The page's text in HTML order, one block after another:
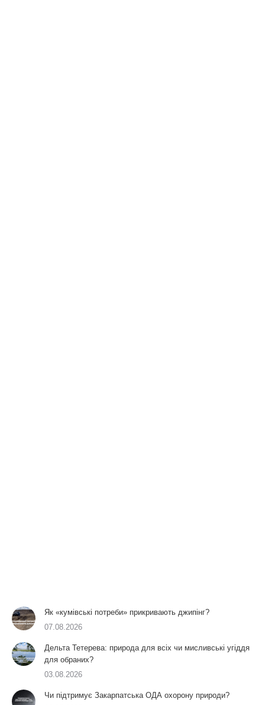
Як «кумівські потреби» прикривають джипінг?
07.08.2026
Дельта Тетерева: природа для всіх чи мисливські угіддя
для обраних?
03.08.2026
Чи підтримує Закарпатська ОДА охорону природи?